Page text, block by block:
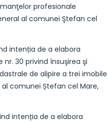
profesionale
al comunei Ştefan cel
intenția de a elabora
30 privind însuşirea şi
de alipire a trei imobile
comunei Ștefan cel Mare,
intenția de a elabora